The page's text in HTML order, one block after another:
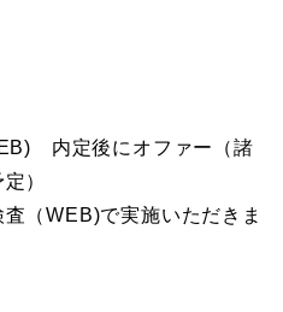
内定後にオファー（諸
）
（WEB)で実施いただきま